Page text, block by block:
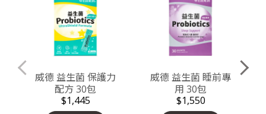
威德 益生菌 保護力
配方 30包
$1,445
威德 益生菌 睡前專
用 30包
$1,550